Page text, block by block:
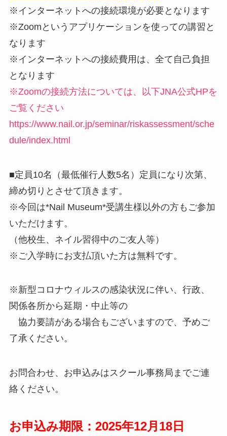
※インターネットへの接続環境が必要となります
※Zoomというアプリケーションを使っての講習と
なります
※インターネットへの接続費用は、全て自己負担
となります
※Zoomの接続方法については、以下JNA公式HPを
ご覧ください
https://www.nail.or.jp/seminar/riskassessment/sche
dule/index.html
■定員10名（最低催行人数5名）定員になり次第、
締め切りとさせて頂きます。
※今回は*Nail Museum*受講生様以外の方もご参加
いただけます。
（他校生、ネイル習得中のご友人等）
※ご入学時にお支払頂いた方は無料です。
※新型コロナウィルスの感染状況に伴い、行政、
関係各所から延期・中止等の
協力要請がある場合もございますので、予めご
了承ください。
お問合わせ、お申込みはスクール事務局までご連
絡ください。
お申込み期限：2025年12月18日